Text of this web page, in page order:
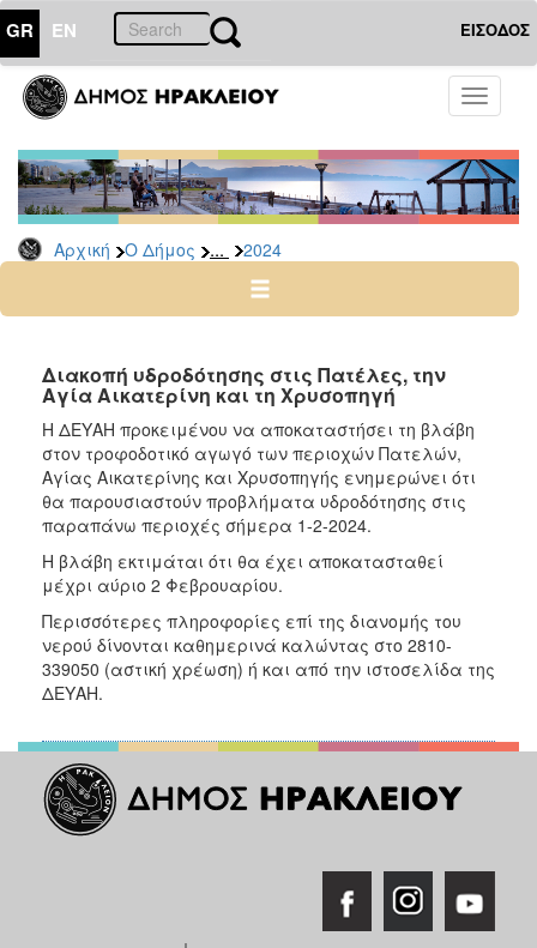
GR EN ΕΙΣΟΔΟΣ
Toggle
Αρχική Ο Δήμος ... 2024
ΔΗΜΟΣ
Δελτία
Τύπου
Αρχείο
2026
2024
2022
2021
2020
2019
2018
2017
2016
2015
2013
2011
2010
2006
Διακοπή υδροδότησης στις Πατέλες, την
Αγία Αικατερίνη και τη Χρυσοπηγή
Η ΔΕΥΑΗ προκειμένου να αποκαταστήσει τη βλάβη
στον τροφοδοτικό αγωγό των περιοχών Πατελών,
Αγίας Αικατερίνης και Χρυσοπηγής ενημερώνει ότι
θα παρουσιαστούν προβλήματα υδροδότησης στις
παραπάνω περιοχές σήμερα 1-2-2024.
Η βλάβη εκτιμάται ότι θα έχει αποκατασταθεί
μέχρι αύριο 2 Φεβρουαρίου.
Περισσότερες πληροφορίες επί της διανομής του
νερού δίνονται καθημερινά καλώντας στο 2810-
339050 (αστική χρέωση) ή και από την ιστοσελίδα της
ΔΕΥΑΗ.